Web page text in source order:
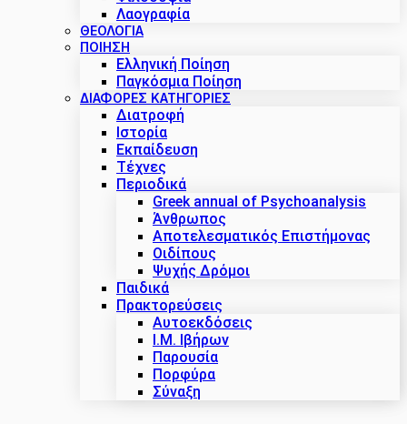
Λαογραφία
ΘΕΟΛΟΓΙΑ
ΠΟΙΗΣΗ
Ελληνική Ποίηση
Παγκόσμια Ποίηση
ΔΙΑΦΟΡΕΣ ΚΑΤΗΓΟΡΙΕΣ
Διατροφή
Ιστορία
Εκπαίδευση
Τέχνες
Περιοδικά
Greek annual of Psychoanalysis
Άνθρωπος
Αποτελεσματικός Επιστήμονας
Οιδίπους
Ψυχής Δρόμοι
Παιδικά
Πρακτoρεύσεις
Αυτοεκδόσεις
Ι.Μ. Ιβήρων
Παρουσία
Πορφύρα
Σύναξη